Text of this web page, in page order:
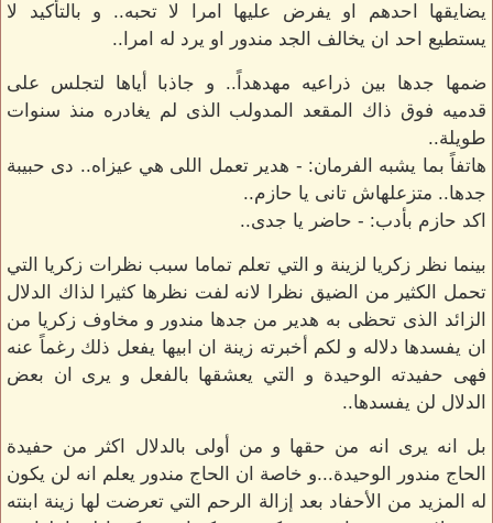
يضايقها احدهم او يفرض عليها امرا لا تحبه.. و بالتأكيد لا
يستطيع احد ان يخالف الجد مندور او يرد له امرا..
ضمها جدها بين ذراعيه مهدهداً.. و جاذبا أياها لتجلس على
قدميه فوق ذاك المقعد المدولب الذى لم يغادره منذ سنوات
طويلة..
هاتفاً بما يشبه الفرمان: - هدير تعمل اللى هي عيزاه.. دى حبيبة
جدها.. متزعلهاش تانى يا حازم..
اكد حازم بأدب: - حاضر يا جدى..
بينما نظر زكريا لزينة و التي تعلم تماما سبب نظرات زكريا التي
تحمل الكثير من الضيق نظرا لانه لفت نظرها كثيرا لذاك الدلال
الزائد الذى تحظى به هدير من جدها مندور و مخاوف زكريا من
ان يفسدها دلاله و لكم أخبرته زينة ان ابيها يفعل ذلك رغماً عنه
فهى حفيدته الوحيدة و التي يعشقها بالفعل و يرى ان بعض
الدلال لن يفسدها..
بل انه يرى انه من حقها و من أولى بالدلال اكثر من حفيدة
الحاج مندور الوحيدة...و خاصة ان الحاج مندور يعلم انه لن يكون
له المزيد من الأحفاد بعد إزالة الرحم التي تعرضت لها زينة ابنته